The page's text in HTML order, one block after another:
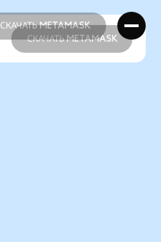
СКАЧАТЬ METAMASK
СКАЧАТЬ METAMASK
СКАЧАТЬ METAMASK